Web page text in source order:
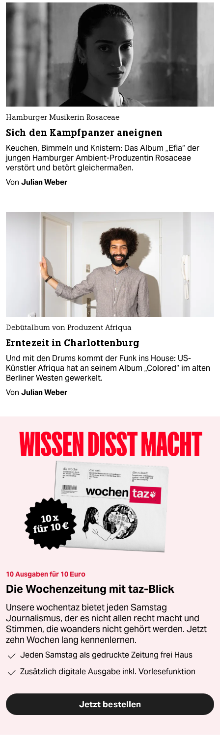
Hamburger Musikerin Rosaceae
Sich den Kampfpanzer aneignen
Keuchen, Bimmeln und Knistern: Das Album „Efia“ der
jungen Hamburger Ambient-Produzentin Rosaceae
verstört und betört gleichermaßen.
Von Julian Weber
Debütalbum von Produzent Afriqua
Erntezeit in Charlottenburg
Und mit den Drums kommt der Funk ins House: US-
Künstler Afriqua hat an seinem Album „Colored“ im alten
Berliner Westen gewerkelt.
Von Julian Weber
10 Ausgaben für 10 Euro
Die Wochenzeitung mit taz-Blick
Unsere wochentaz bietet jeden Samstag
Journalismus, der es nicht allen recht macht und
Stimmen, die woanders nicht gehört werden. Jetzt
zehn Wochen lang kennenlernen.
Jeden Samstag als gedruckte Zeitung frei Haus
Zusätzlich digitale Ausgabe inkl. Vorlesefunktion
Jetzt bestellen